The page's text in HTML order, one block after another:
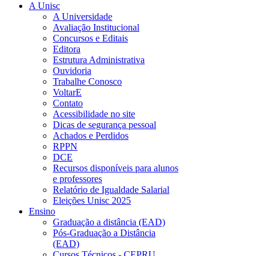
A Unisc
A Universidade
Avaliação Institucional
Concursos e Editais
Editora
Estrutura Administrativa
Ouvidoria
Trabalhe Conosco
VoltarE
Contato
Acessibilidade no site
Dicas de segurança pessoal
Achados e Perdidos
RPPN
DCE
Recursos disponíveis para alunos
e professores
Relatório de Igualdade Salarial
Eleições Unisc 2025
Ensino
Graduação a distância (EAD)
Pós-Graduação a Distância
(EAD)